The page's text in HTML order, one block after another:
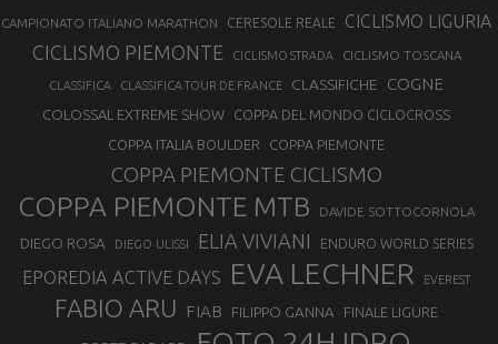
CAMPIONATO ITALIANO MARATHON CERESOLE REALE CICLISMO LIGURIA
CICLISMO PIEMONTE CICLISMO STRADA CICLISMO TOSCANA
CLASSIFICA CLASSIFICA TOUR DE FRANCE CLASSIFICHE COGNE
COLOSSAL EXTREME SHOW
COPPA DEL MONDO CICLOCROSS
COPPA ITALIA BOULDER
COPPA PIEMONTE
COPPA PIEMONTE CICLISMO
COPPA PIEMONTE MTB DAVIDE SOTTOCORNOLA
DIEGO ROSA DIEGO ULISSI ELIA VIVIANI ENDURO WORLD SERIES
EPOREDIA ACTIVE DAYS EVA LECHNER EVEREST
FABIO ARU FIAB FILIPPO GANNA FINALE LIGURE